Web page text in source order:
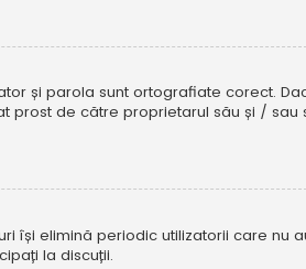
și parola sunt ortografiate corect.
prost de către proprietarul său și / sau
își elimină periodic utilizatorii care nu
la discuții.